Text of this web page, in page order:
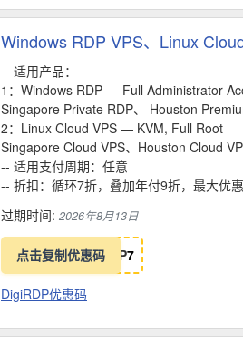
Windows RDP VPS、Linux
-- 适用产品：
1：Windows RDP — Full Administrator
Singapore Private RDP、 Houston
2：Linux Cloud VPS — KVM, Full Root
Singapore Cloud VPS、Houston Cloud
-- 适用支付周期：任意
-- 折扣：循环7折，叠加年付9折，最大优
过期时间: 2026年8月13日
点击复制优惠码 P7
DigiRDP优惠码